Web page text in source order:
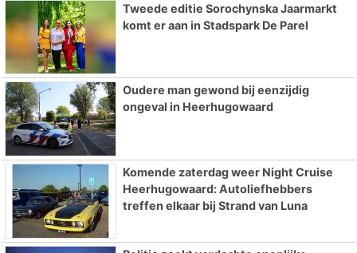
Tweede editie Sorochynska Jaarmarkt
komt er aan in Stadspark De Parel
Oudere man gewond bij eenzijdig
ongeval in Heerhugowaard
Komende zaterdag weer Night Cruise
Heerhugowaard: Autoliefhebbers
treffen elkaar bij Strand van Luna